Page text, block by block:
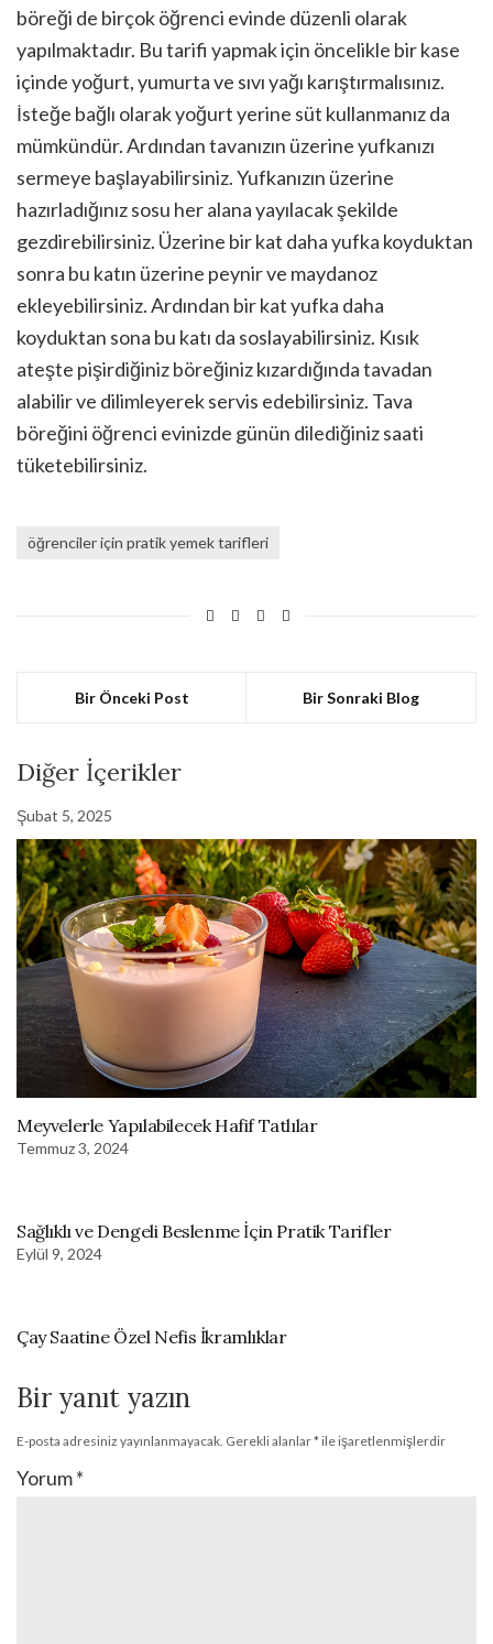
böreği de birçok öğrenci evinde düzenli olarak
yapılmaktadır. Bu tarifi yapmak için öncelikle bir kase
içinde yoğurt, yumurta ve sıvı yağı karıştırmalısınız.
İsteğe bağlı olarak yoğurt yerine süt kullanmanız da
mümkündür. Ardından tavanızın üzerine yufkanızı
sermeye başlayabilirsiniz. Yufkanızın üzerine
hazırladığınız sosu her alana yayılacak şekilde
gezdirebilirsiniz. Üzerine bir kat daha yufka koyduktan
sonra bu katın üzerine peynir ve maydanoz
ekleyebilirsiniz. Ardından bir kat yufka daha
koyduktan sona bu katı da soslayabilirsiniz. Kısık
ateşte pişirdiğiniz böreğiniz kızardığında tavadan
alabilir ve dilimleyerek servis edebilirsiniz. Tava
böreğini öğrenci evinizde günün dilediğiniz saati
tüketebilirsiniz.
öğrenciler için pratik yemek tarifleri
Bir Önceki Post Bir Sonraki Blog
Diğer İçerikler
Şubat 5, 2025
Meyvelerle Yapılabilecek Hafif Tatlılar
Temmuz 3, 2024
Sağlıklı ve Dengeli Beslenme İçin Pratik Tarifler
Eylül 9, 2024
Çay Saatine Özel Nefis İkramlıklar
Bir yanıt yazın
E-posta adresiniz yayınlanmayacak. Gerekli alanlar*ile işaretlenmişlerdir
Yorum*